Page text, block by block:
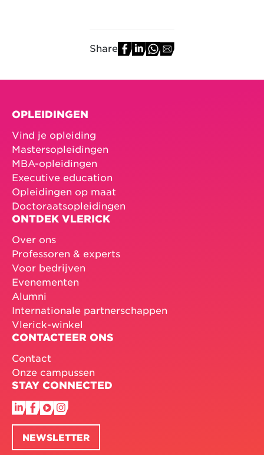
Share
OPLEIDINGEN
Vind je opleiding
Mastersopleidingen
MBA-opleidingen
Executive education
Opleidingen op maat
Doctoraatsopleidingen
ONTDEK VLERICK
Over ons
Professoren & experts
Voor bedrijven
Evenementen
Alumni
Internationale partnerschappen
Vlerick-winkel
CONTACTEER ONS
Contact
Onze campussen
STAY CONNECTED
NEWSLETTER